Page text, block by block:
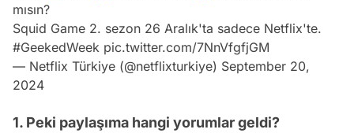
mısın?
Squid Game 2. sezon 26 Aralık'ta sadece Netflix'te.
#GeekedWeek pic.twitter.com/7NnVfgfjGM
— Netflix Türkiye (@netflixturkiye) September 20,
2024
1. Peki paylaşıma hangi yorumlar geldi?